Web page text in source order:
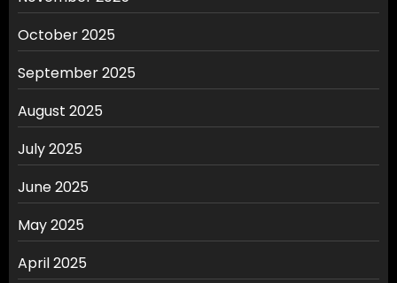
October 2025
September 2025
August 2025
July 2025
June 2025
May 2025
April 2025